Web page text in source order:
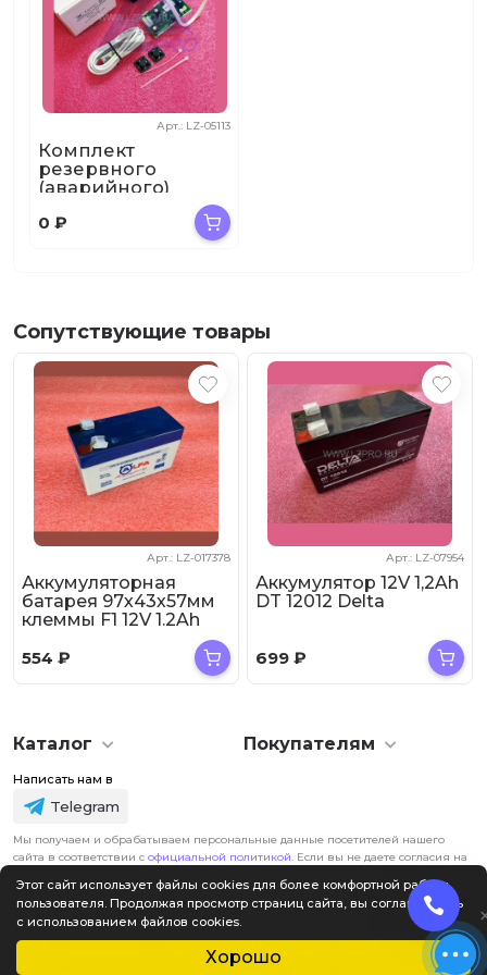
Хорошо
Этот сайт использует файлы cookies для более комфортной работы
пользователя. Продолжая просмотр страниц сайта, вы соглашаетесь
с использованием файлов cookies.
Избранное 0 ₽
Арт.: LZ-05113
Комплект
резервного
(аварийного)
КРОТ-5Т
0₽
Сопутствующие товары
Арт.: LZ-017378
Аккумуляторная
батарея 97х43х57мм
клеммы F1 12V 1.2Ah
554₽
Арт.: LZ-07954
Аккумулятор 12V 1,2Ah
DT 12012 Delta
699₽
Каталог Покупателям
Написать нам в
Telegram
Мы получаем и обрабатываем персональные данные посетителей нашего
сайта в соответствии софициальной политикой . Если вы не даете согласия на